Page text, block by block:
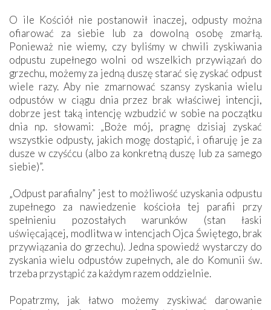
O ile Kościół nie postanowił inaczej, odpusty można
ofiarować za siebie lub za dowolną osobę zmarłą.
Ponieważ nie wiemy, czy byliśmy w chwili zyskiwania
odpustu zupełnego wolni od wszelkich przywiązań do
grzechu, możemy za jedną duszę starać się zyskać odpust
wiele razy. Aby nie zmarnować szansy zyskania wielu
odpustów w ciągu dnia przez brak właściwej intencji,
dobrze jest taką intencję wzbudzić w sobie na początku
dnia np. słowami: „Boże mój, pragnę dzisiaj zyskać
wszystkie odpusty, jakich mogę dostąpić, i ofiaruję je za
dusze w czyśćcu (albo za konkretną duszę lub za samego
siebie)”.
„Odpust parafialny” jest to możliwość uzyskania odpustu
zupełnego za nawiedzenie kościoła tej parafii przy
spełnieniu pozostałych warunków (stan łaski
uświęcającej, modlitwa w intencjach Ojca Świętego, brak
przywiązania do grzechu). Jedna spowiedź wystarczy do
zyskania wielu odpustów zupełnych, ale do Komunii św.
trzeba przystąpić za każdym razem oddzielnie.
Popatrzmy, jak łatwo możemy zyskiwać darowanie